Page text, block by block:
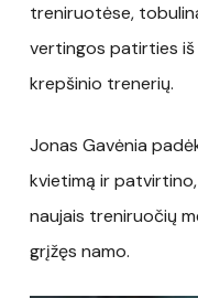
treniruotėse,
vertingos patirties iš
krepšinio trenerių.
Jonas Gavėnia
kvietimą ir
naujais treniruočių
grįžęs namo.